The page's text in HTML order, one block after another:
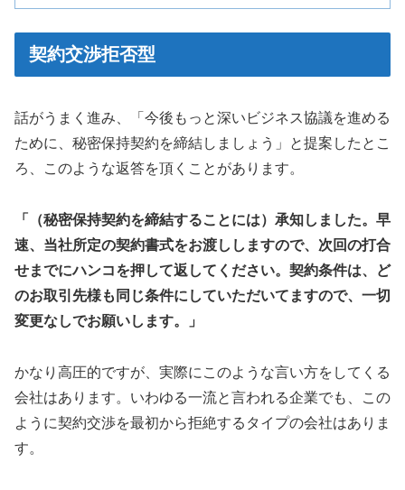
契約交渉拒否型
話がうまく進み、「今後もっと深いビジネス協議を進める
ために、秘密保持契約を締結しましょう」と提案したとこ
ろ、このような返答を頂くことがあります。
「（秘密保持契約を締結することには）承知しました。早
速、当社所定の契約書式をお渡ししますので、次回の打合
せまでにハンコを押して返してください。契約条件は、ど
のお取引先様も同じ条件にしていただいてますので、一切
変更なしでお願いします。」
かなり高圧的ですが、実際にこのような言い方をしてくる
会社はあります。いわゆる一流と言われる企業でも、この
ように契約交渉を最初から拒絶するタイプの会社はありま
す。